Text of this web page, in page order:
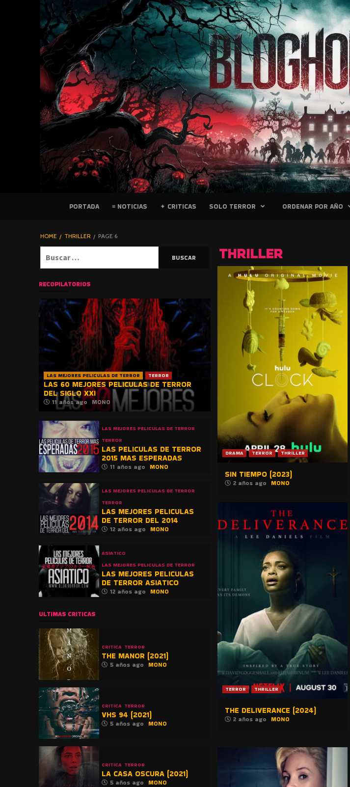
PELICULAS
BLOGHORROR
⋆
PORTADA ≡ NOTICIAS ✦ CRITICAS SOLO TERROR ORDENAR POR AÑO
HOME THRILLER PAGE 6
THRILLER
DRAMA TERROR THRILLER
SIN TIEMPO (2023)
2 años ago MONO
TERROR THRILLER
THE DELIVERANCE (2024)
2 años ago MONO
RECOPILATORIOS
LAS MEJORES PELICULAS DE TERROR TERROR
LAS 60 MEJORES PELICULAS DE TERROR
DEL SIGLO XXI
11 años ago MONO
LAS MEJORES PELICULAS DE TERROR
TERROR
LAS PELICULAS DE TERROR
2015 MAS ESPERADAS
11 años ago MONO
LAS MEJORES PELICULAS DE TERROR
TERROR
LAS MEJORES PELICULAS
DE TERROR DEL 2014
12 años ago MONO
ASIATICO
LAS MEJORES PELICULAS DE TERROR
LAS MEJORES PELICULAS
DE TERROR ASIATICO
12 años ago MONO
ULTIMAS CRITICAS
CRITICA TERROR
THE MANOR (2021)
5 años ago MONO
CRITICA TERROR
VHS 94 (2021)
5 años ago MONO
CRITICA TERROR
LA CASA OSCURA (2021)
5 años ago MONO